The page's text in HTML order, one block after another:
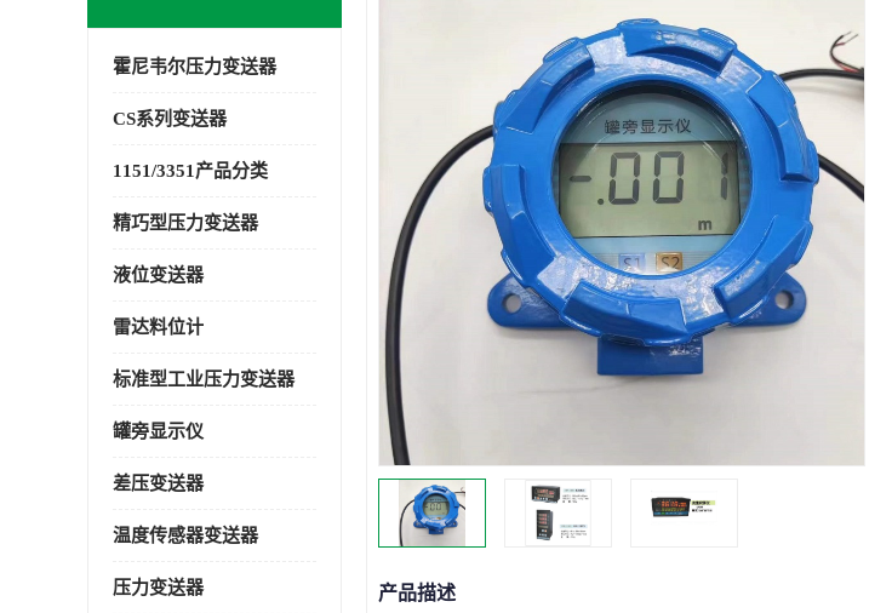
霍尼韦尔压力变送器
CS系列变送器
1151/3351产品分类
精巧型压力变送器
液位变送器
雷达料位计
标准型工业压力变送器
罐旁显示仪
差压变送器
温度传感器变送器
压力变送器 产品描述